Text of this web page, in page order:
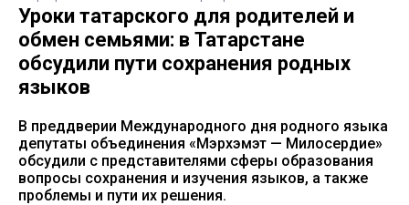
Уроки татарского для родителей и
обмен семьями: в Татарстане
обсудили пути сохранения родных
языков
В преддверии Международного дня родного языка
депутаты объединения «Мэрхэмэт — Милосердие»
обсудили с представителями сферы образования
вопросы сохранения и изучения языков, а также
проблемы и пути их решения.